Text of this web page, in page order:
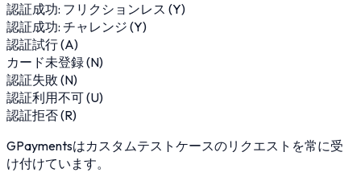
認証成功: フリクションレス (Y)
認証成功: チャレンジ (Y)
認証試行 (A)
カード未登録 (N)
認証失敗 (N)
認証利用不可 (U)
認証拒否 (R)
GPaymentsはカスタムテストケースのリクエストを常に受
け付けています。